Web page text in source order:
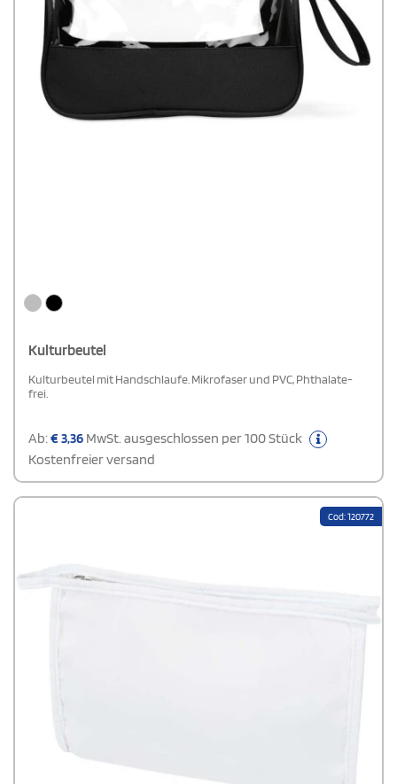
Kulturbeutel
Kulturbeutel mit Handschlaufe. Mikrofaser und PVC, Phthalate-
frei.
Ab:€3,36 MwSt. ausgeschlossen per 100 Stück
Kostenfreier versand
Cod: 120772